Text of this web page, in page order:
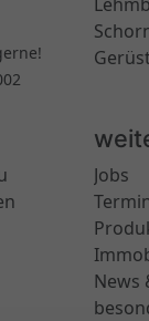
Jobs
News